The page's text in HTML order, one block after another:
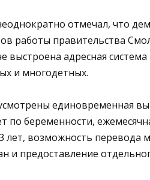
отмечал, что
работы правительства
выстроена адресная
и многодетных.
единовременная
по беременности,
лет, возможность
и предоставление